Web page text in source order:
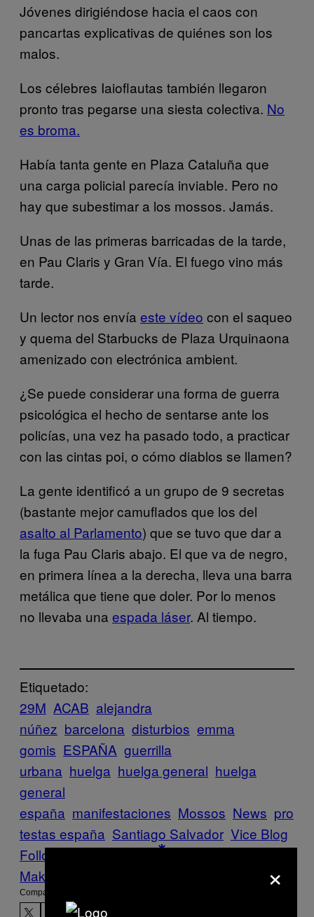
Jóvenes dirigiéndose hacia el caos con
pancartas explicativas de quiénes son los
malos.
Los célebres Iaioflautas también llegaron
pronto tras pegarse una siesta colectiva. No
es broma.
Había tanta gente en Plaza Cataluña que
una carga policial parecía inviable. Pero no
hay que subestimar a los mossos. Jamás.
Unas de las primeras barricadas de la tarde,
en Pau Claris y Gran Vía. El fuego vino más
tarde.
Un lector nos envía este vídeo con el saqueo
y quema del Starbucks de Plaza Urquinaona
amenizado con electrónica ambient.
¿Se puede considerar una forma de guerra
psicológica el hecho de sentarse ante los
policías, una vez ha pasado todo, a practicar
con las cintas poi, o cómo diablos se llamen?
La gente identificó a un grupo de 9 secretas
(bastante mejor camuflados que los del
asalto al Parlamento) que se tuvo que dar a
la fuga Pau Claris abajo. El que va de negro,
en primera línea a la derecha, lleva una barra
metálica que tiene que doler. Por lo menos
no llevaba una espada láser. Al tiempo.
Etiquetado:
29M ACAB alejandra
núñez barcelona disturbios emma
gomis ESPAÑA guerrilla
urbana huelga huelga general huelga
general
españa manifestaciones Mossos News pro
testas españa Santiago Salvador Vice Blog
Follow Us On Discover
Make Us Preferred In Top Stories
Compartir: ×